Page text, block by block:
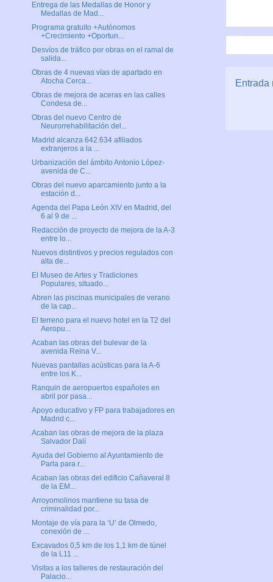
Entrada
Entrega de las Medallas de Honor y
Medallas de Mad...
Programa gratuito +Autónomos
+Crecimiento +Oportun...
Desvíos de tráfico por obras en el ramal de
salida...
Obras de 4 nuevas vías de apartado en
Atocha Cerca...
Obras de mejora de aceras en las calles
Condesa de...
Obras del nuevo Centro de
Neurorrehabilitación del...
Madrid alcanza 642.634 afiliados
extranjeros a la ...
Urbanización del ámbito Antonio López-
avenida de C...
Obras del nuevo aparcamiento junto a la
estación d...
Agenda del Papa León XIV en Madrid, del
6 al 9 de ...
Redacción de proyecto de mejora de la A-3
entre lo...
Nuevos distintivos y precios regulados con
alta de...
El Museo de Artes y Tradiciones
Populares, situado...
Abren las piscinas municipales de verano
de la cap...
El terreno para el nuevo hotel en la T2 del
Aeropu...
Acaban las obras del bulevar de la
avenida Reina V...
Nuevas pantallas acústicas para la A-6
entre los K...
Ranquin de aeropuertos españoles en
abril por pasa...
Apoyo educativo y FP para trabajadores en
Madrid c...
Acaban las obras de mejora de la plaza
Salvador Dalí
Ayuda del Gobierno al Ayuntamiento de
Parla para r...
Acaban las obras del edificio Cañaveral 8
de la EM...
Arroyomolinos mantiene su tasa de
criminalidad por...
Montaje de vía para la ‘U’ de Olmedo,
conexión de ...
Excavados 0,5 km de los 1,1 km de túnel
de la L11 ...
Visitas a los talleres de restauración del
Palacio...